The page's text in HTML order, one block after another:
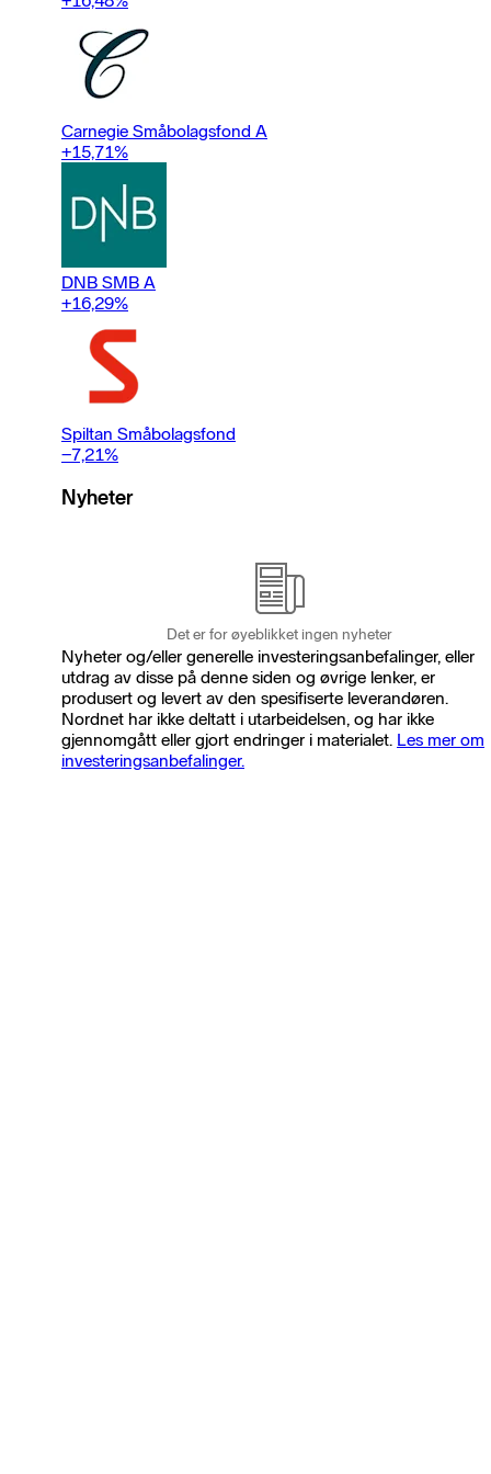
Carnegie Småbolagsfond A
+15,71%
DNB SMB A
+16,29%
Spiltan Småbolagsfond
−7,21%
Nyheter
Det er for øyeblikket ingen nyheter
Nyheter og/eller generelle investeringsanbefalinger, eller
utdrag av disse på denne siden og øvrige lenker, er
produsert og levert av den spesifiserte leverandøren.
Nordnet har ikke deltatt i utarbeidelsen, og har ikke
gjennomgått eller gjort endringer i materialet. Les mer om
investeringsanbefalinger.